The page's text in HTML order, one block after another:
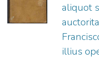
aliquot
illius